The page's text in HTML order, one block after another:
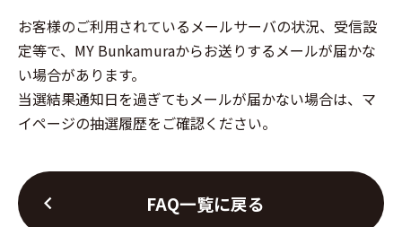
お客様のご利用されているメールサーバの状況、受信設
定等で、MY Bunkamuraからお送りするメールが届かな
い場合があります。
当選結果通知日を過ぎてもメールが届かない場合は、マ
イページの抽選履歴をご確認ください。
chevron_left FAQ一覧に戻る